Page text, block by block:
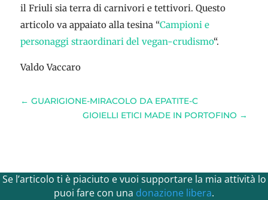
il Friuli sia terra di carnivori e tettivori. Questo
articolo va appaiato alla tesina “Campioni e
personaggi straordinari del vegan-crudismo“.
Valdo Vaccaro
← GUARIGIONE-MIRACOLO DA EPATITE-C
GIOIELLI ETICI MADE IN PORTOFINO →
Se l’articolo ti è piaciuto e vuoi supportare la mia attività lo
puoi fare con una donazione libera.